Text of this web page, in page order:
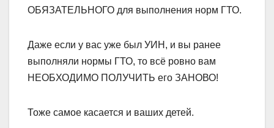
ОБЯЗАТЕЛЬНОГО для выполнения норм ГТО.
Даже если у вас уже был УИН, и вы ранее
выполняли нормы ГТО, то всё ровно вам
НЕОБХОДИМО ПОЛУЧИТЬ его ЗАНОВО!
Тоже самое касается и ваших детей.